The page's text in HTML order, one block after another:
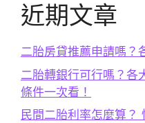
近期文章
二胎房貸推薦申請嗎？
二胎轉銀行可行嗎？各
條件一次看！
民間二胎利率怎麼算？